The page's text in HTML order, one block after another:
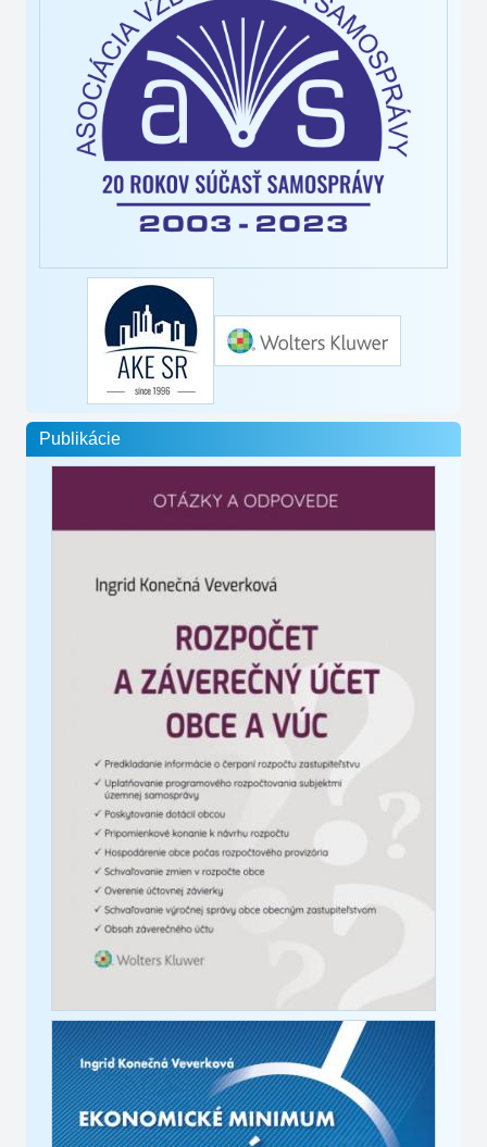
Publikácie